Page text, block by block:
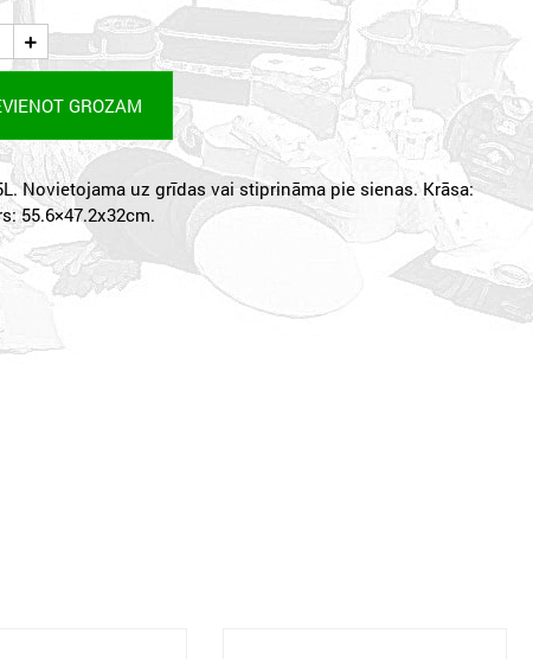
GROZAM
Novietojama uz grīdas vai stiprināma pie sienas. Krāsa:
55.6×47.2x32cm.